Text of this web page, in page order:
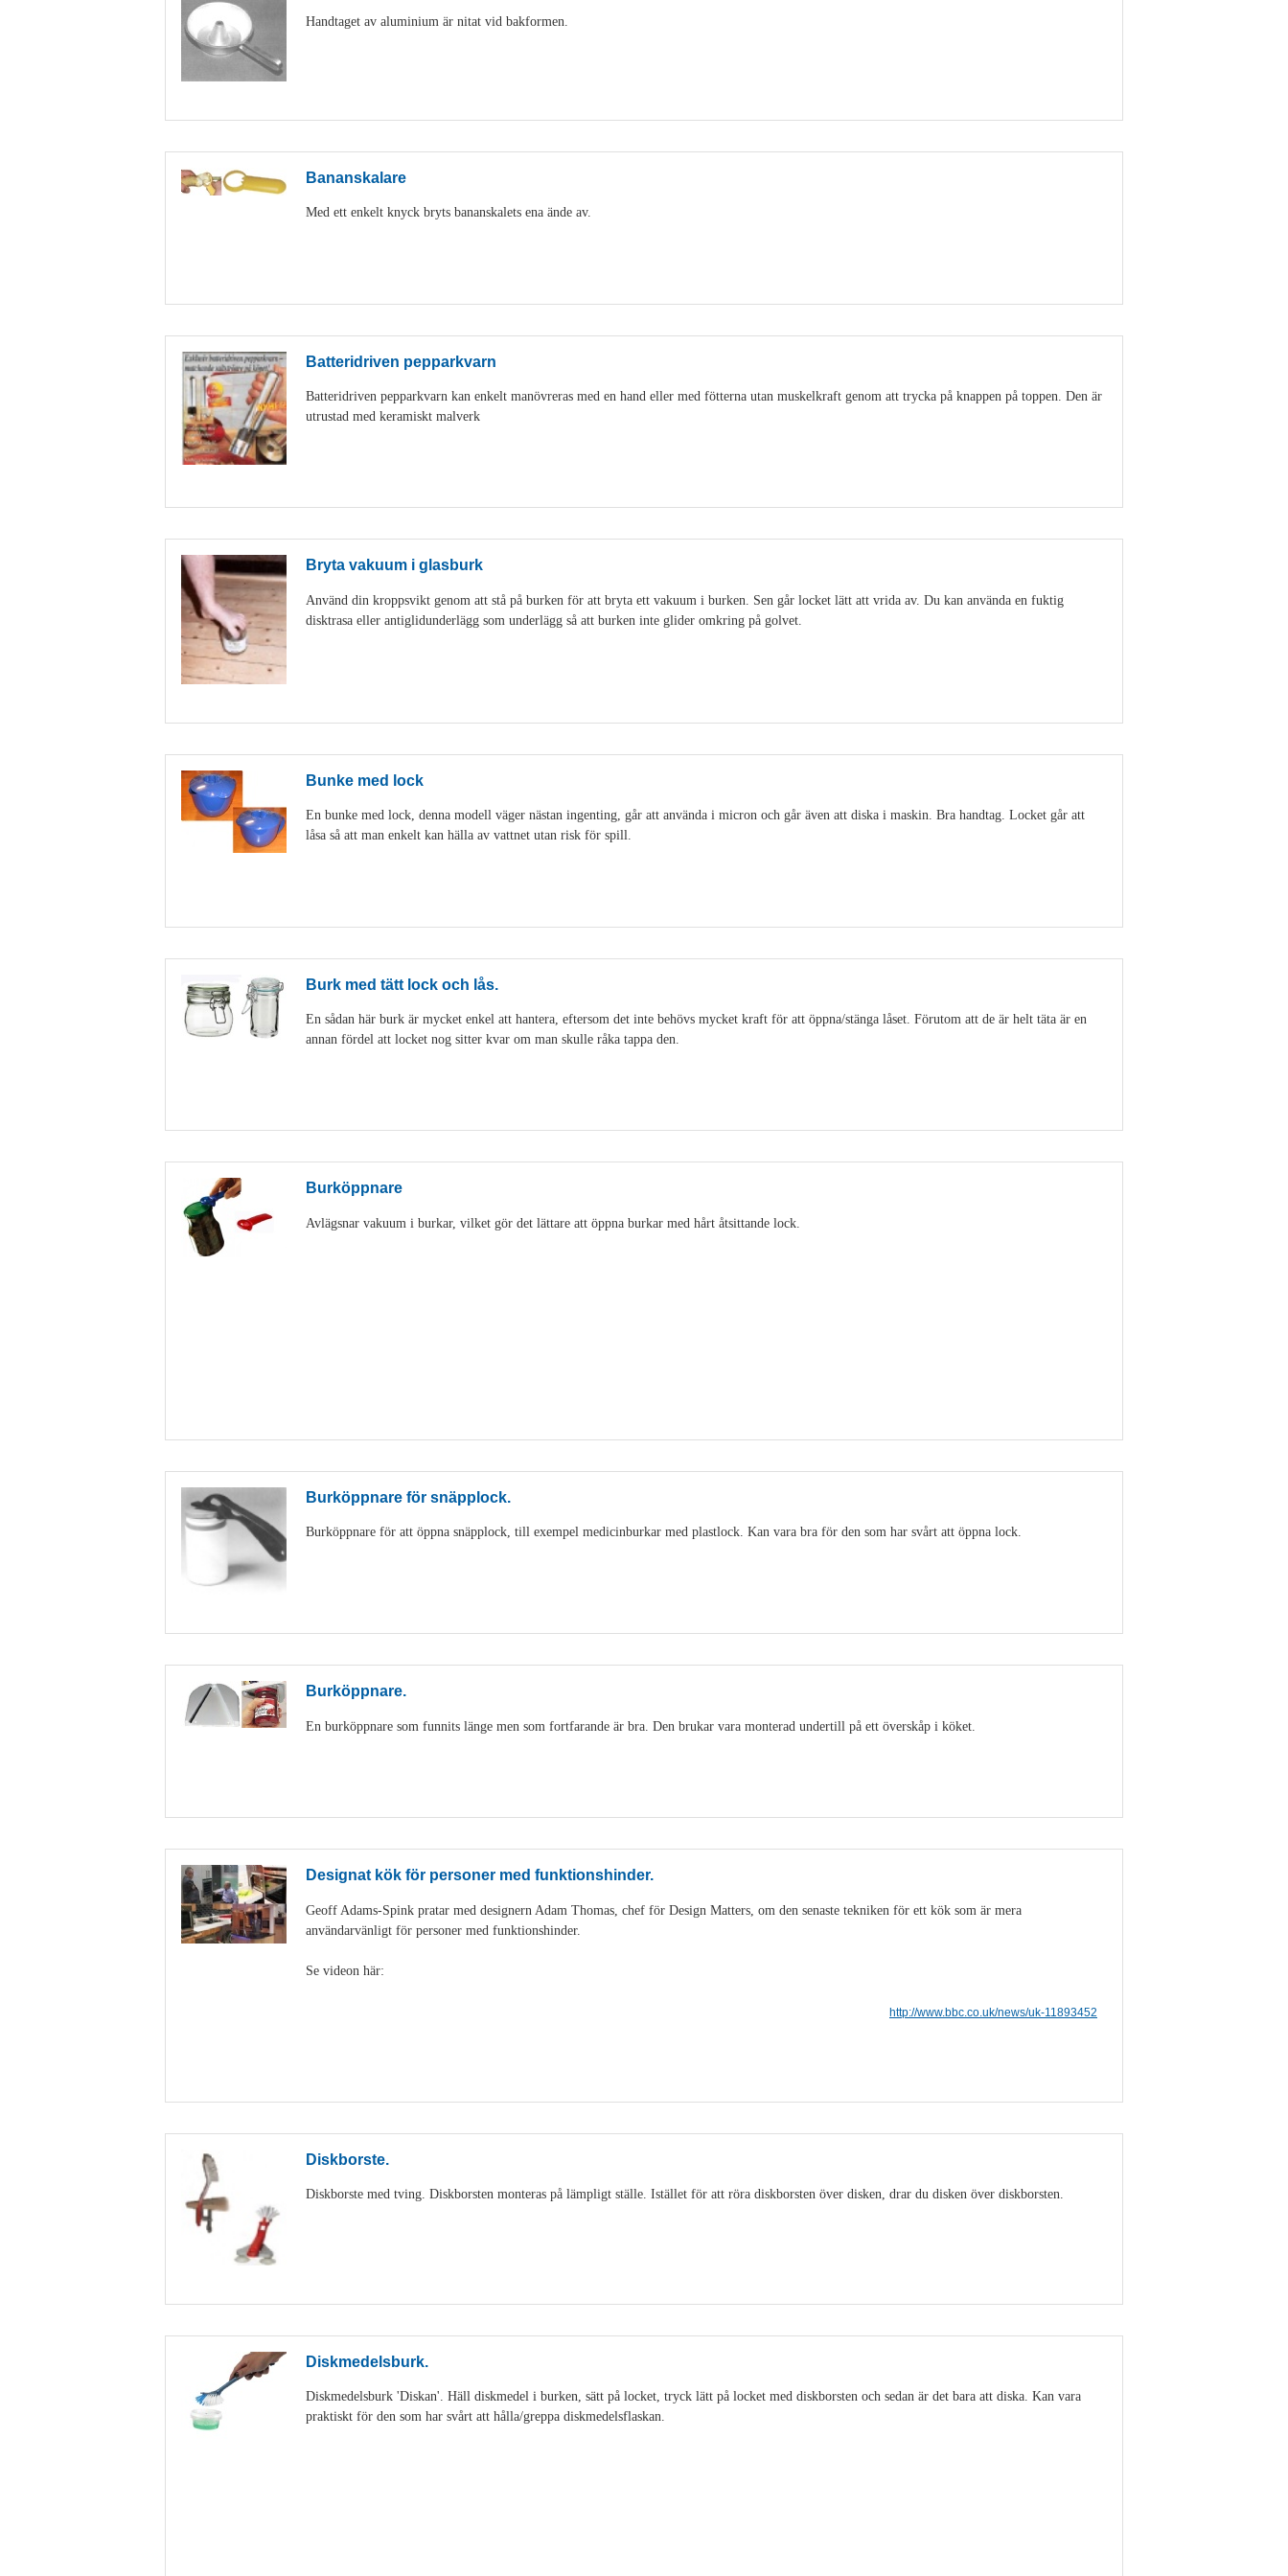
Handtaget av aluminium är nitat vid bakformen.
Bananskalare
Med ett enkelt knyck bryts bananskalets ena ände av.
Batteridriven pepparkvarn
Batteridriven pepparkvarn kan enkelt manövreras med en hand eller med fötterna utan muskelkraft genom att trycka på knappen på toppen. Den är
utrustad med keramiskt malverk
Bryta vakuum i glasburk
Använd din kroppsvikt genom att stå på burken för att bryta ett vakuum i burken. Sen går locket lätt att vrida av. Du kan använda en fuktig
disktrasa eller antiglidunderlägg som underlägg så att burken inte glider omkring på golvet.
Bunke med lock
En bunke med lock, denna modell väger nästan ingenting, går att använda i micron och går även att diska i maskin. Bra handtag. Locket går att
låsa så att man enkelt kan hälla av vattnet utan risk för spill.
Burk med tätt lock och lås.
En sådan här burk är mycket enkel att hantera, eftersom det inte behövs mycket kraft för att öppna/stänga låset. Förutom att de är helt täta är en
annan fördel att locket nog sitter kvar om man skulle råka tappa den.
Burköppnare
Avlägsnar vakuum i burkar, vilket gör det lättare att öppna burkar med hårt åtsittande lock.
Burköppnare för snäpplock.
Burköppnare för att öppna snäpplock, till exempel medicinburkar med plastlock. Kan vara bra för den som har svårt att öppna lock.
Burköppnare.
En burköppnare som funnits länge men som fortfarande är bra. Den brukar vara monterad undertill på ett överskåp i köket.
Designat kök för personer med funktionshinder.
Geoff Adams-Spink pratar med designern Adam Thomas, chef för Design Matters, om den senaste tekniken för ett kök som är mera
användarvänligt för personer med funktionshinder.
Se videon här:
http://www.bbc.co.uk/news/uk-11893452
Diskborste.
Diskborste med tving. Diskborsten monteras på lämpligt ställe. Istället för att röra diskborsten över disken, drar du disken över diskborsten.
Diskmedelsburk.
Diskmedelsburk 'Diskan'. Häll diskmedel i burken, sätt på locket, tryck lätt på locket med diskborsten och sedan är det bara att diska. Kan vara
praktiskt för den som har svårt att hålla/greppa diskmedelsflaskan.